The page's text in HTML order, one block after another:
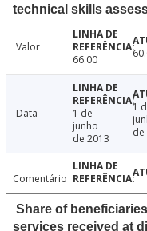
technical skills
Valor
66.00
Data
1 de
junho
de 2013
1
de
Comentário
Share of
services received at